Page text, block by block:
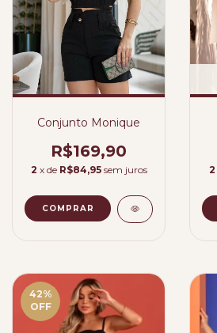
Conjunto Monique
R$169,90
2 x de R$84,95 sem juros
COMPRAR
2
42%
OFF